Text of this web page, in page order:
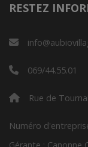
RESTEZ
069/44.55.01
Rue de
Numéro